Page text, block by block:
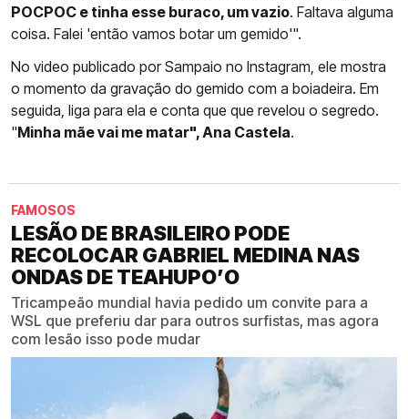
POCPOC e tinha esse buraco, um vazio. Faltava alguma
coisa. Falei 'então vamos botar um gemido'".
No video publicado por Sampaio no Instagram, ele mostra
o momento da gravação do gemido com a boiadeira. Em
seguida, liga para ela e conta que que revelou o segredo.
"Minha mãe vai me matar", Ana Castela.
FAMOSOS
LESÃO DE BRASILEIRO PODE
RECOLOCAR GABRIEL MEDINA NAS
ONDAS DE TEAHUPO’O
Tricampeão mundial havia pedido um convite para a
WSL que preferiu dar para outros surfistas, mas agora
com lesão isso pode mudar